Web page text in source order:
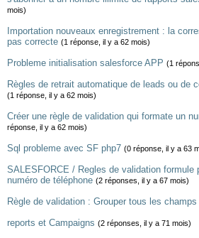
mois)
Importation nouveaux enregistrement : la
pas correcte (1 réponse, il y a 62 mois)
Probleme initialisation salesforce APP (1
Règles de retrait automatique de leads ou de
(1 réponse, il y a 62 mois)
Créer une règle de validation qui formate un
réponse, il y a 62 mois)
Sql probleme avec SF php7 (0 réponse, il y a 63
SALESFORCE / Regles de validation formule
numéro de téléphone (2 réponses, il y a 67 mois)
Règle de validation : Grouper tous les champs
reports et Campaigns (2 réponses, il y a 71 mois)